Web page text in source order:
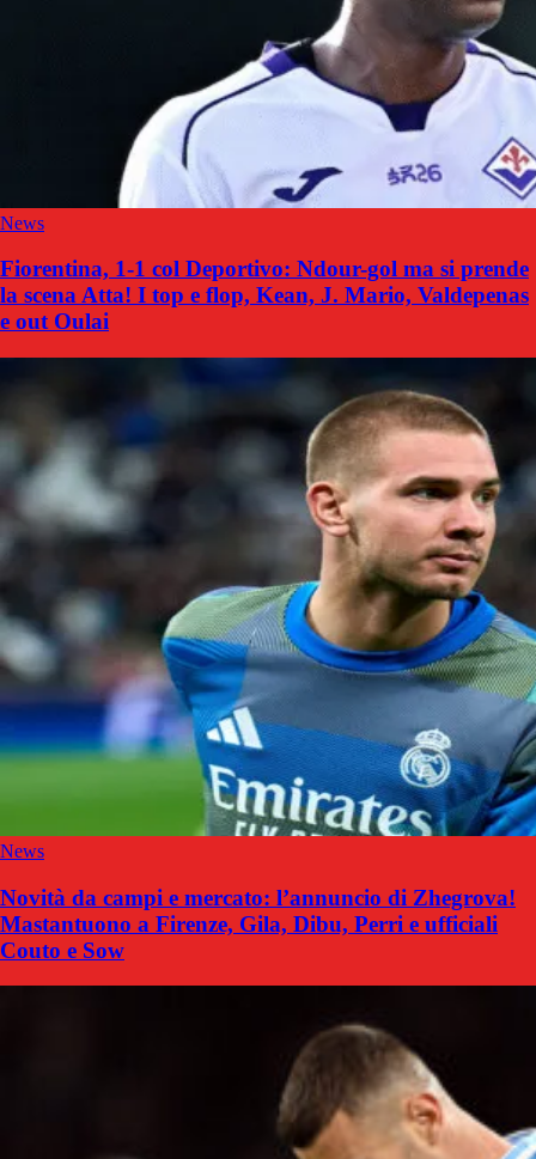
News
Fiorentina, 1-1 col Deportivo: Ndour-gol ma si prende
la scena Atta! I top e flop, Kean, J. Mario, Valdepenas
e out Oulai
News
Novità da campi e mercato: l’annuncio di Zhegrova!
Mastantuono a Firenze, Gila, Dibu, Perri e ufficiali
Couto e Sow